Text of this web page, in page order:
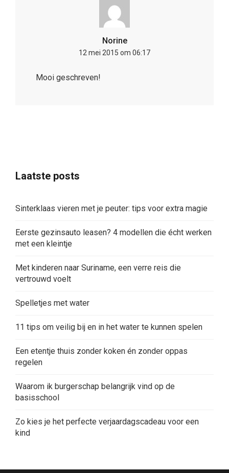
Norine
12 mei 2015 om 06:17
Mooi geschreven!
Laatste posts
Sinterklaas vieren met je peuter: tips voor extra magie
Eerste gezinsauto leasen? 4 modellen die écht werken
met een kleintje
Met kinderen naar Suriname, een verre reis die
vertrouwd voelt
Spelletjes met water
11 tips om veilig bij en in het water te kunnen spelen
Een etentje thuis zonder koken én zonder oppas
regelen
Waarom ik burgerschap belangrijk vind op de
basisschool
Zo kies je het perfecte verjaardagscadeau voor een
kind